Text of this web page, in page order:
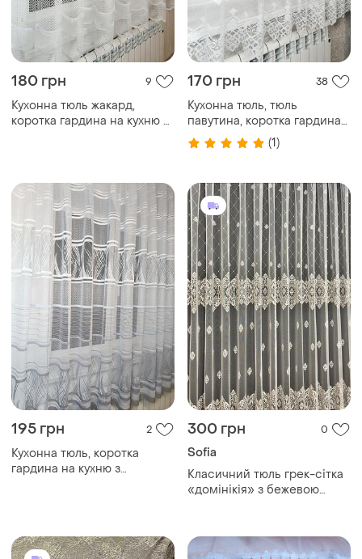
180 грн 9
Кухонна тюль жакард,
коротка гардина на кухню з
170 грн 38
Кухонна тюль, тюль
павутина, коротка гардина
на кухню з візерунком
павутини, тюль кухня, тюль
(1)
195 грн 2
Кухонна тюль, коротка
гардина на кухню з
300 грн 0
Sofia
Класичний тюль грек-сітка
«домінікія» з бежевою